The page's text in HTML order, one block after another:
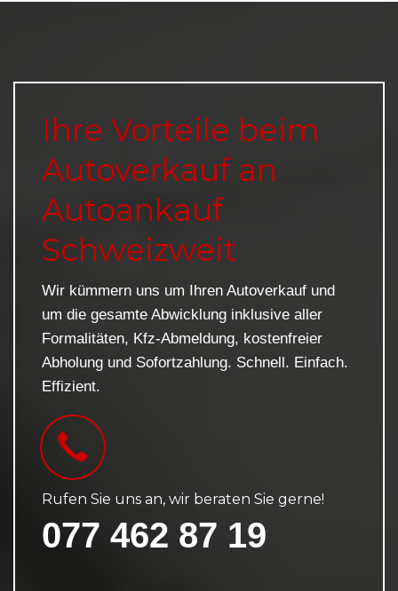
Ihre Vorteile beim
Autoverkauf an
Autoankauf
Schweizweit
Wir kümmern uns um Ihren Autoverkauf und
um die gesamte Abwicklung inklusive aller
Formalitäten, Kfz-Abmeldung, kostenfreier
Abholung und Sofortzahlung. Schnell. Einfach.
Effizient.
Rufen Sie uns an, wir beraten Sie gerne!
077 462 87 19